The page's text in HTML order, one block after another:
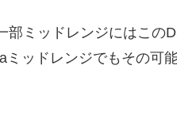
部ミッドレンジにはこの
ッドレンジでもその可